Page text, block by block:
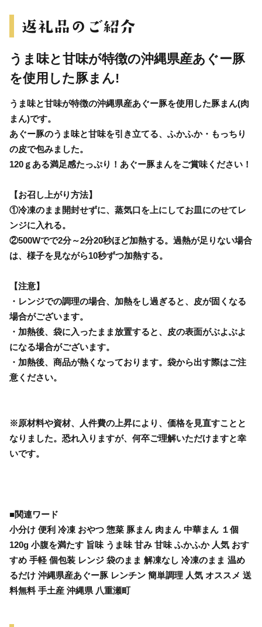
うま味と甘味が特徴の沖縄県産あぐー豚
を使用した豚まん!
うま味と甘味が特徴の沖縄県産あぐー豚を使用した豚まん(肉
まん)です。
あぐー豚のうま味と甘味を引き立てる、ふかふか・もっちり
の皮で包みました。
120ｇある満足感たっぷり！あぐー豚まんをご賞味ください！
【お召し上がり方法】
①冷凍のまま開封せずに、蒸気口を上にしてお皿にのせてレ
ンジに入れる。
②500Wでで2分～2分20秒ほど加熱する。過熱が足りない場合
は、様子を見ながら10秒ずつ加熱する。
【注意】
・レンジでの調理の場合、加熱をし過ぎると、皮が固くなる
場合がございます。
・加熱後、袋に入ったまま放置すると、皮の表面がぶよぶよ
になる場合がございます。
・加熱後、商品が熱くなっております。袋から出す際はご注
意ください。
※原材料や資材、人件費の上昇により、価格を見直すことと
なりました。恐れ入りますが、何卒ご理解いただけますと幸
いです。
■関連ワード
小分け 便利 冷凍 おやつ 惣菜 豚まん 肉まん 中華まん １個
120g 小腹を満たす 旨味 うま味 甘み 甘味 ふかふか 人気 おす
すめ 手軽 個包装 レンジ 袋のまま 解凍なし 冷凍のまま 温め
るだけ 沖縄県産あぐー豚 レンチン 簡単調理 人気 オススメ 送
料無料 手土産 沖縄県 八重瀬町